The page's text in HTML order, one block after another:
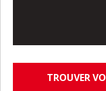
TROUVER